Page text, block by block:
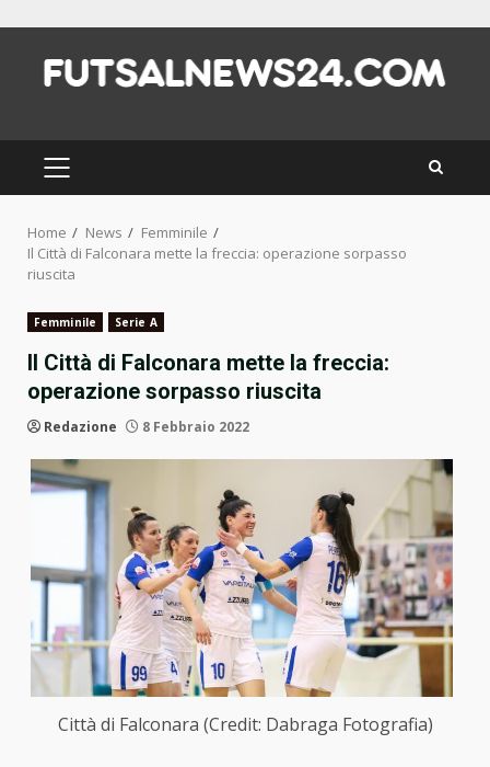
content
PRIMARY
MENU
Home News
Femminile
Il Città di Falconara mette la freccia: operazione sorpasso
riuscita
Femminile Serie A
Il Città di Falconara mette la freccia:
operazione sorpasso riuscita
Redazione 8 Febbraio 2022
Città di Falconara (Credit: Dabraga Fotografia)